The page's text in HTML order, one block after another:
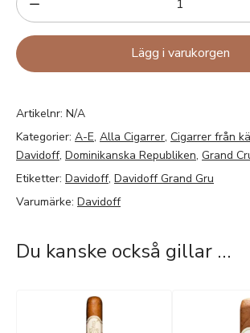
Lägg i varukorgen
Artikelnr: N/A
Kategorier: A-E, Alla Cigarrer, Cigarrer från
Davidoff, Dominikanska Republiken, Grand
Etiketter: Davidoff, Davidoff Grand Gru
Varumärke: Davidoff
Du kanske också gillar …